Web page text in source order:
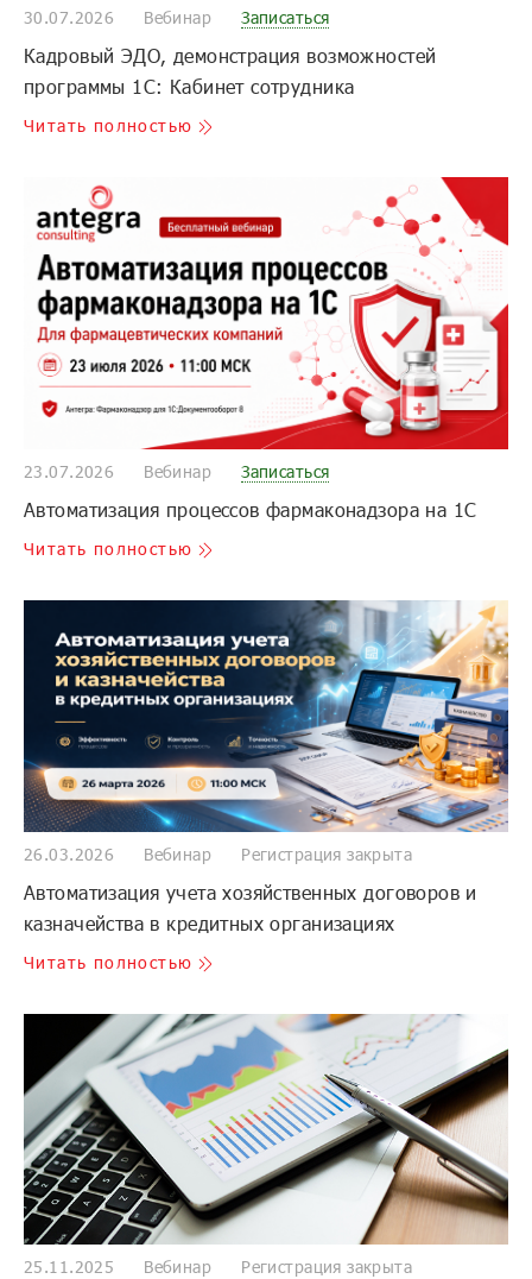
30.07.2026 Вебинар Записаться
Кадровый ЭДО, демонстрация возможностей
программы 1С: Кабинет сотрудника
Читать полностью
23.07.2026 Вебинар Записаться
Автоматизация процессов фармаконадзора на 1С
Читать полностью
26.03.2026 Вебинар Регистрация закрыта
Автоматизация учета хозяйственных договоров и
казначейства в кредитных организациях
Читать полностью
25.11.2025 Вебинар Регистрация закрыта